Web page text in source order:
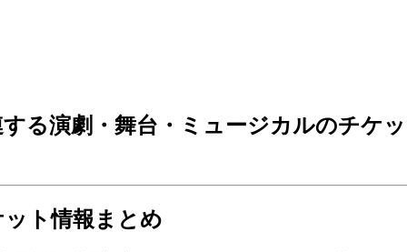
る演劇・舞台・ミュージカルのチケ
ト情報まとめ